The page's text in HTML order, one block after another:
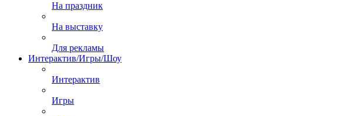
На праздник
На выставку
Для рекламы
Интерактив/Игры/Шоу
Интерактив
Игры